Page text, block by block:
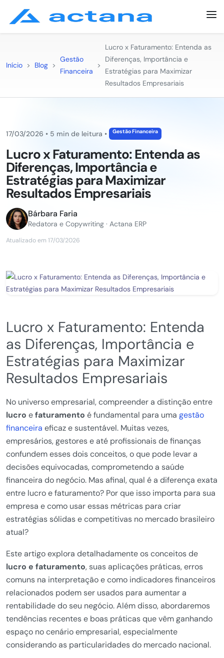
Início > Blog >
Gestão
Financeira
>
Lucro x Faturamento: Entenda as
Diferenças, Importância e
Estratégias para Maximizar
Resultados Empresariais
17/03/2026 • 5 min de leitura • Gestão Financeira
Lucro x Faturamento: Entenda as
Diferenças, Importância e
Estratégias para Maximizar
Resultados Empresariais
Bárbara Faria
Redatora e Copywriting · Actana ERP
Atualizado em 17/03/2026
Lucro x Faturamento: Entenda
as Diferenças, Importância e
Estratégias para Maximizar
Resultados Empresariais
No universo empresarial, compreender a distinção entre
lucro efaturamento é fundamental para uma gestão
financeira eficaz e sustentável. Muitas vezes,
empresários, gestores e até profissionais de finanças
confundem esses dois conceitos, o que pode levar a
decisões equivocadas, comprometendo a saúde
financeira do negócio. Mas afinal, qual é a diferença exata
entre lucro e faturamento? Por que isso importa para sua
empresa e como usar essas métricas para criar
estratégias sólidas e competitivas no mercado brasileiro
atual?
Este artigo explora detalhadamente os conceitos de
lucro e faturamento, suas aplicações práticas, erros
comuns na interpretação e como indicadores financeiros
relacionados podem ser usados para aumentar a
rentabilidade do seu negócio. Além disso, abordaremos
tendências recentes e boas práticas que vêm ganhando
espaço no cenário empresarial, especialmente
considerando as particularidades do mercado nacional.